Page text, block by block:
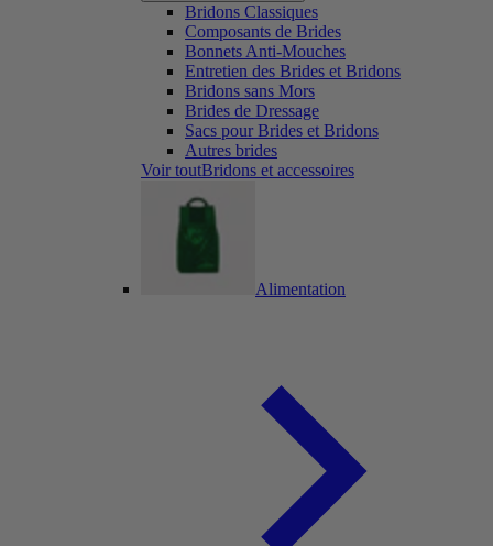
Bridons Classiques
Composants de Brides
Bonnets Anti-Mouches
Entretien des Brides et Bridons
Bridons sans Mors
Brides de Dressage
Sacs pour Brides et Bridons
Autres brides
Voir toutBridons et accessoires
Alimentation